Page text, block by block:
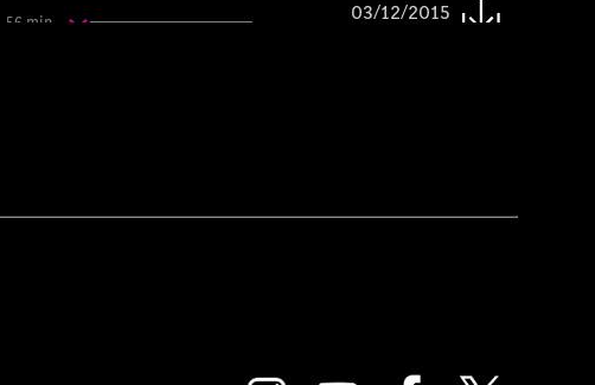
56 min
03/12/2015
56 min